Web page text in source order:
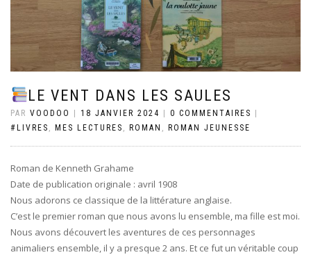
LE VENT DANS LES SAULES
PAR VOODOO | 18 JANVIER 2024 | 0 COMMENTAIRES |
#LIVRES
MES LECTURES ROMAN ROMAN JEUNESSE
Roman de Kenneth Grahame
Date de publication originale : avril 1908
Nous adorons ce classique de la littérature anglaise.
C’est le premier roman que nous avons lu ensemble, ma fille est moi.
Nous avons découvert les aventures de ces personnages
animaliers ensemble, il y a presque 2 ans. Et ce fut un véritable coup